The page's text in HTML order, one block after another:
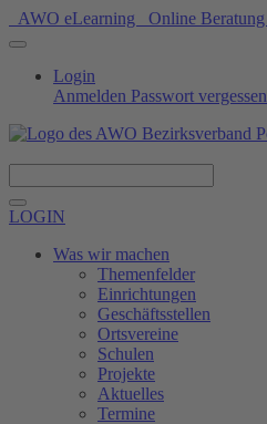
AWO eLearning Online Beratung
Login
Anmelden Passwort vergessen
LOGIN
Was wir machen
Themenfelder
Einrichtungen
Geschäftsstellen
Ortsvereine
Schulen
Projekte
Aktuelles
Termine